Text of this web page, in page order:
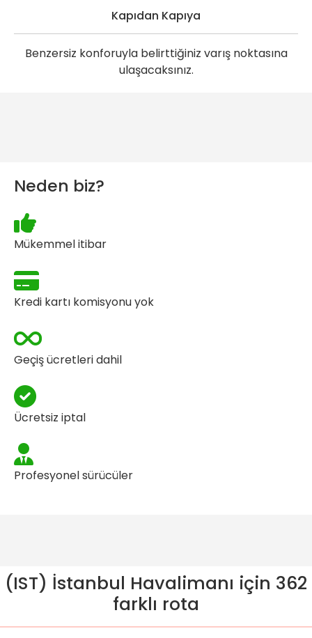
Kapıdan Kapıya
Benzersiz konforuyla belirttiğiniz varış noktasına
ulaşacaksınız.
Neden biz?
Mükemmel itibar
Kredi kartı komisyonu yok
Geçiş ücretleri dahil
Ücretsiz iptal
Profesyonel sürücüler
(IST) İstanbul Havalimanı için 362
farklı rota